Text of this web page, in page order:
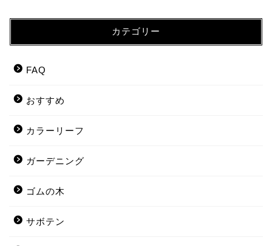
カテゴリー
FAQ
おすすめ
カラーリーフ
ガーデニング
ゴムの木
サボテン